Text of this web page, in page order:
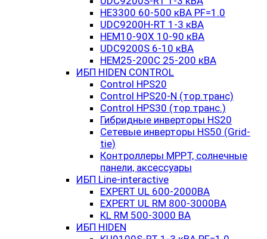
HE3300 60-500 кВА PF=1.0
UDC9200H-RT 1-3 кВА
HEM10-90X 10-90 кВА
UDC9200S 6-10 кВА
HEM25-200C 25-200 кВА
ИБП HIDEN CONTROL
Control HPS20
Control HPS20-N (тор.транс)
Control HPS30 (тор.транс.)
Гибридные инверторы HS20
Сетевые инверторы HS50 (Grid-
tie)
Контроллеры MPPT, солнечные
панели, аксессуары
ИБП Line-interactive
EXPERT UL 600-2000ВА
EXPERT UL RM 800-3000ВА
KL RM 500-3000 ВА
ИБП HIDEN